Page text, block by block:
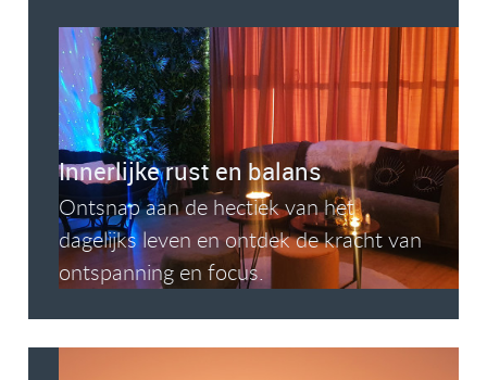
Innerlijke rust en balans
Ontsnap aan de hectiek van het
dagelijks leven en ontdek de kracht van
ontspanning en focus.